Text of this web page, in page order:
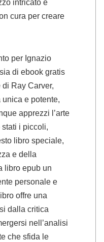
intricato e
cura per creare
per Ignazio
di ebook gratis
Ray Carver,
e potente,
apprezzi l’arte
i piccoli,
libro speciale,
e della
libro epub un
personale e
offre una
dalla critica
nell’analisi
che sfida le